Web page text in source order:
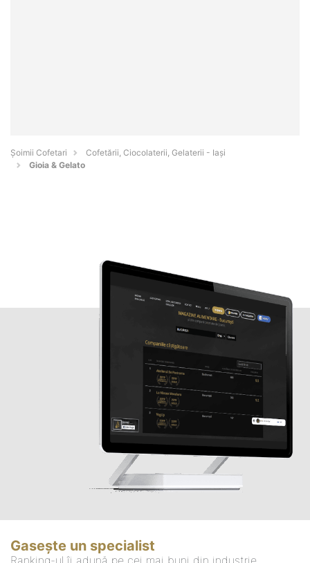
Șoimii Cofetari
Cofetării, Ciocolaterii, Gelaterii - Iaşi
Gioia & Gelato
Gasește un specialist